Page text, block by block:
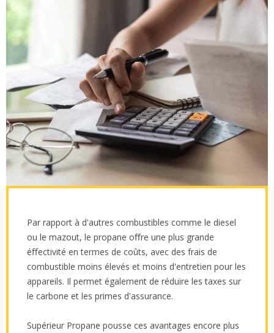
Par rapport à d'autres combustibles comme le diesel
ou le mazout, le propane oﬀre une plus grande
éﬀectivité en termes de coûts, avec des frais de
combustible moins élevés et moins d'entretien pour les
appareils. Il permet également de réduire les taxes sur
le carbone et les primes d'assurance.
Supérieur Propane pousse ces avantages encore plus